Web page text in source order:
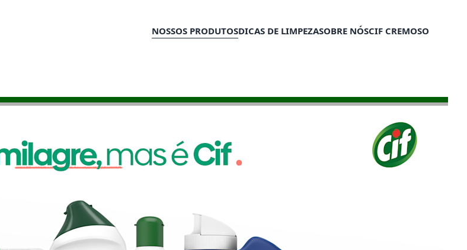
NOSSOS PRODUTOSDICAS DE LIMPEZA​SOBRE NÓSCIF CREMOSO